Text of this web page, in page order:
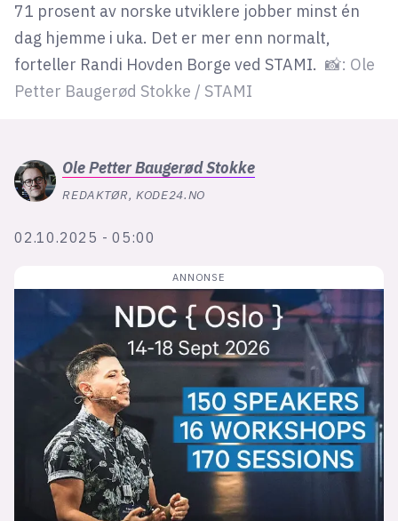
71 prosent av norske utviklere jobber minst én
dag hjemme i uka. Det er mer enn normalt,
forteller Randi Hovden Borge ved STAMI. 📸: Ole
Petter Baugerød Stokke / STAMI
Ole PetterBaugerød Stokke
REDAKTØR, KODE24.NO
02.10.2025 - 05:00
annonseguide
suksesshistorier
Bli firmapartner